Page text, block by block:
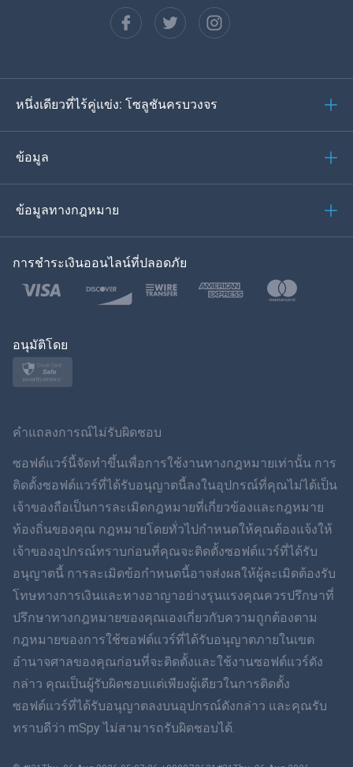
Español
ภาษาเยอรมัน
โปรตุเกส
ภาษาไทย
โปแลนด์
ภาษาไทย
Dansk
ฮินดี
ภาษาฮีบรู
โรมาเนีย
กรีก
หนึ่งเดียวที่ไร้คู่แข่ง: โซลูชันครบวงจร
ข้อมูล
ข้อมูลทางกฎหมาย
การชำระเงินออนไลน์ที่ปลอดภัย
อนุมัติโดย
คำแถลงการณ์ไม่รับผิดชอบ
ซอฟต์แวร์นี้จัดทำขึ้นเพื่อการใช้งานทางกฎหมายเท่านั้น การ
ติดตั้งซอฟต์แวร์ที่ได้รับอนุญาตนี้ลงในอุปกรณ์ที่คุณไม่ได้เป็น
เจ้าของถือเป็นการละเมิดกฎหมายที่เกี่ยวข้องและกฎหมาย
ท้องถิ่นของคุณ กฎหมายโดยทั่วไปกำหนดให้คุณต้องแจ้งให้
เจ้าของอุปกรณ์ทราบก่อนที่คุณจะติดตั้งซอฟต์แวร์ที่ได้รับ
อนุญาตนี้ การละเมิดข้อกำหนดนี้อาจส่งผลให้ผู้ละเมิดต้องรับ
โทษทางการเงินและทางอาญาอย่างรุนแรงคุณควรปรึกษาที่
ปรึกษาทางกฎหมายของคุณเองเกี่ยวกับความถูกต้องตาม
กฎหมายของการใช้ซอฟต์แวร์ที่ได้รับอนุญาตภายในเขต
อำนาจศาลของคุณก่อนที่จะติดตั้งและใช้งานซอฟต์แวร์ดัง
กล่าว คุณเป็นผู้รับผิดชอบแต่เพียงผู้เดียวในการติดตั้ง
ซอฟต์แวร์ที่ได้รับอนุญาตลงบนอุปกรณ์ดังกล่าว และคุณรับ
ทราบดีว่า mSpy ไม่สามารถรับผิดชอบได้.